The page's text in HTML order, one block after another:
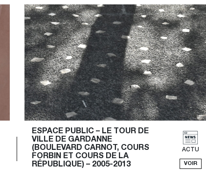
ESPACE PUBLIC – LE TOUR DE
VILLE DE GARDANNE
(BOULEVARD CARNOT, COURS
FORBIN ET COURS DE LA
RÉPUBLIQUE) – 2005-2013
ACTU
VOIR